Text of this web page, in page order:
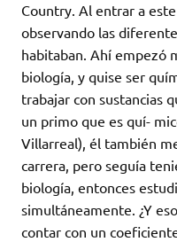
Country. Al entrar a
observando las
habitaban. Ahí empezó
biología, y quise ser
trabajar con sustancias
un primo que es quí-
Villarreal), él también
carrera, pero seguía
biología, entonces
simultáneamente. ¿Y
contar con un